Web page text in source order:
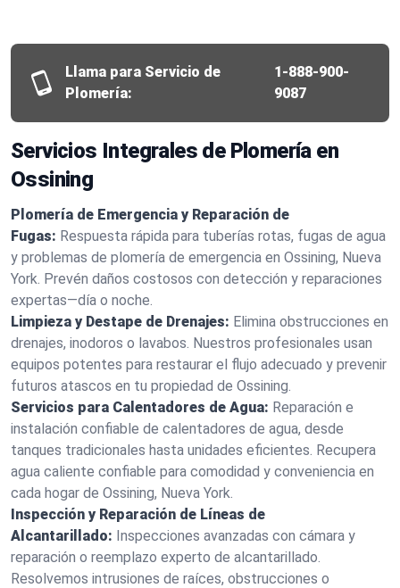
Llama para Servicio de
Plomería:
1-888-900-
9087
Servicios Integrales de Plomería en
Ossining
Plomería de Emergencia y Reparación de
Fugas: Respuesta rápida para tuberías rotas, fugas de agua
y problemas de plomería de emergencia en Ossining, Nueva
York. Prevén daños costosos con detección y reparaciones
expertas—día o noche.
Limpieza y Destape de Drenajes: Elimina obstrucciones en
drenajes, inodoros o lavabos. Nuestros profesionales usan
equipos potentes para restaurar el flujo adecuado y prevenir
futuros atascos en tu propiedad de Ossining.
Servicios para Calentadores de Agua: Reparación e
instalación confiable de calentadores de agua, desde
tanques tradicionales hasta unidades eficientes. Recupera
agua caliente confiable para comodidad y conveniencia en
cada hogar de Ossining, Nueva York.
Inspección y Reparación de Líneas de
Alcantarillado: Inspecciones avanzadas con cámara y
reparación o reemplazo experto de alcantarillado.
Resolvemos intrusiones de raíces, obstrucciones o